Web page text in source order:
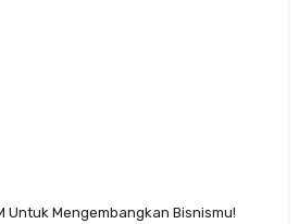
Untuk Mengembangkan Bisnismu!